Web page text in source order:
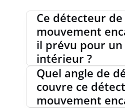
PORTÉE MAX. FRONTALE
CHAMPS DE DÉTECTION
LE PLANCHER
Ce détecteur de
mouvement
il prévu pour un
intérieur ?
Quel angle de
couvre ce
mouvement